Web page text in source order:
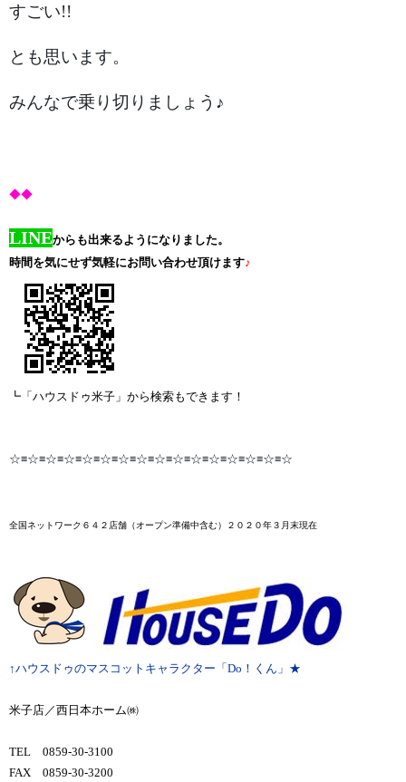
すごい!!
とも思います。
みんなで乗り切りましょう♪
◆◆
LINEからも出来るようになりました。
時間を気にせず気軽にお問い合わせ頂けます♪
┗「ハウスドゥ米子」から検索もできます！
☆≡☆≡☆≡☆≡☆≡☆≡☆≡☆≡☆≡☆≡☆≡☆≡☆≡☆≡☆≡☆
全国ネットワーク６４２店舗 （オープン準備中含む）２０２０年３月末現在
↑ハウスドゥのマスコットキャラクター「Do！くん」★
米子店／西日本ホーム㈱
TEL 0859-30-3100
FAX 0859-30-3200